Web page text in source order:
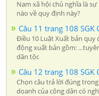
Nam xã hội chủ nghĩa là
nào về quy định này?
Câu 11 trang 108 SGK
Điều 10 Luật Xuất bản quy
động xuất bản gồm:
dân tộc
Câu 12 trang 108 SGK
Chọn câu trả lời đúng
doanh của công dân có